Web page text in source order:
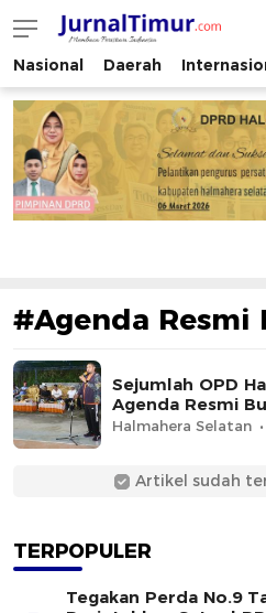
JurnalTimur.com
Membaca Peristiwa
Nasional Daerah
#Agenda Resmi
Sejumlah OPD
Agenda Resmi
Halmahera Selatan
Artikel sudah
TERPOPULER
Tegakan Perda No.9